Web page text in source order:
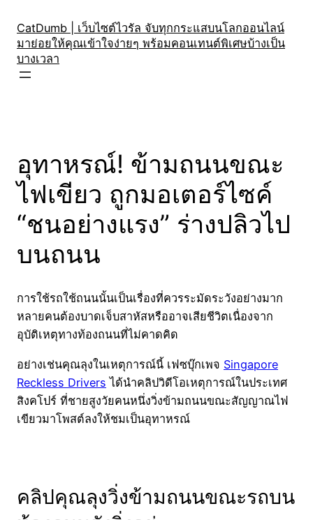
content
CatDumb | เว็บไซต์ไวรัล จับทุกกระแสบนโลกออนไลน์
มาย่อยให้คุณเข้าใจง่ายๆ พร้อมคอนเทนต์พิเศษบ้างเป็น
บางเวลา
อุทาหรณ์! ข้ามถนนขณะ
ไฟเขียว ถูกมอเตอร์ไซค์
“ชนอย่างแรง” ร่างปลิวไป
บนถนน
การใช้รถใช้ถนนนั้นเป็นเรื่องที่ควรระมัดระวังอย่างมาก
หลายคนต้องบาดเจ็บสาหัสหรืออาจเสียชีวิตเนื่องจาก
อุบัติเหตุทางท้องถนนที่ไม่คาดคิด
อย่างเช่นคุณลุงในเหตุการณ์นี้ เฟซบุ๊กเพจ Singapore
Reckless Drivers ได้นำคลิปวิดีโอเหตุการณ์ในประเทศ
สิงคโปร์ ที่ชายสูงวัยคนหนึ่งวิ่งข้ามถนนขณะสัญญาณไฟ
เขียวมาโพสต์ลงให้ชมเป็นอุทาหรณ์
คลิปคุณลุงวิ่งข้ามถนนขณะรถบน